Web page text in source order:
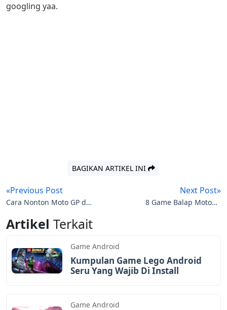
googling yaa.
BAGIKAN ARTIKEL INI
«Previous Post
Cara Nonton Moto GP di
Live TV Streaming
Next Post»
8 Game Balap MotoGP
Artikel Terkait
Game Android
Kumpulan Game Lego Android
Seru Yang Wajib Di Install
Game Android